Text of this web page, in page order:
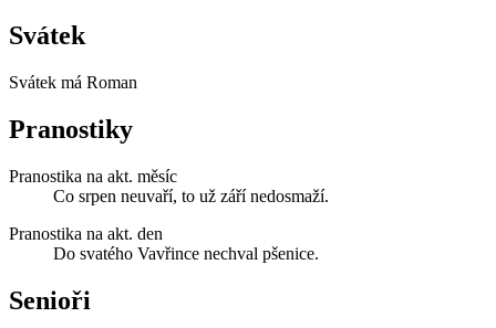
Svátek
Svátek má Roman
Pranostiky
Pranostika na akt. měsíc
Co srpen neuvaří, to už září nedosmaží.
Pranostika na akt. den
Do svatého Vavřince nechval pšenice.
Senioři